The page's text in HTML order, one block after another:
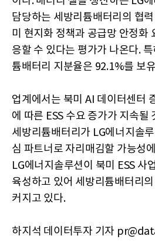
담당하는 세방리튬배터리의 협
미 현지화 정책과 공급망 안정화
응할 수 있다는 평가가 나온다.
튬배터리 지분율은 92.1%를 보
업계에서는 북미 AI 데이터센터
에 따른 ESS 수요 증가가 지속될
세방리튬배터리가 LG에너지솔
심 파트너로 자리매김할 가능성
LG에너지솔루션이 북미 ESS 사
육성하고 있어 세방리튬배터리
커지고 있다.
하지석 데이터투자 기자